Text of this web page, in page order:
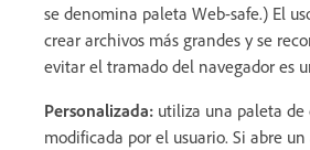
se denomina paleta Web-safe.) El
crear archivos más grandes y se
evitar el tramado del navegador es
Personalizada: utiliza una paleta de
modificada por el usuario. Si abre